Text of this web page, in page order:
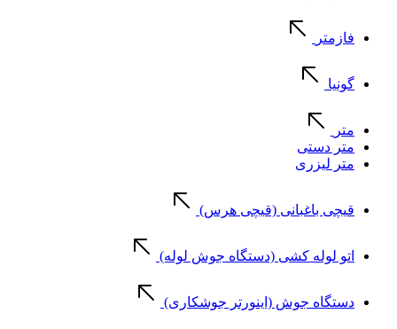
فازمتر
گونیا
متر
متر دستی
متر لیزری
قیچی باغبانی (قیچی هرس)
اتو لوله کشی (دستگاه جوش لوله)
دستگاه جوش (اینورتر جوشکاری)